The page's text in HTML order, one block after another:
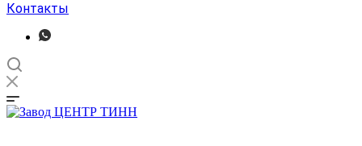
Контакты